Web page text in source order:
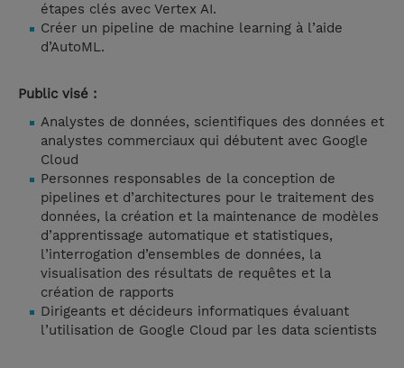
étapes clés avec Vertex AI.
Créer un pipeline de machine learning à l’aide
d’AutoML.
Public visé :
Analystes de données, scientifiques des données et
analystes commerciaux qui débutent avec Google
Cloud
Personnes responsables de la conception de
pipelines et d’architectures pour le traitement des
données, la création et la maintenance de modèles
d’apprentissage automatique et statistiques,
l’interrogation d’ensembles de données, la
visualisation des résultats de requêtes et la
création de rapports
Dirigeants et décideurs informatiques évaluant
l’utilisation de Google Cloud par les data scientists